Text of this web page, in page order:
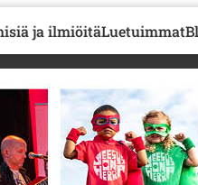
ja ilmiöitäLuetuimmat